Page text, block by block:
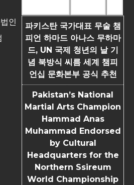
인
파키스탄 국가대표 무술 챔
피언 하마드 아나스 무하마
드, UN 국제 청년의 날 기
념 북방식 씨름 세계 챔피
언십 문화본부 공식 추천
Pakistan’s National
Martial Arts Champion
Hammad Anas
Muhammad Endorsed
by Cultural
Headquarters for the
Northern Ssireum
World Championship